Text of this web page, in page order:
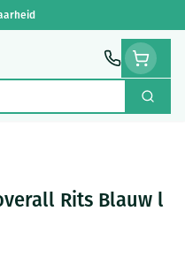
Zoek
Rits Blauw l